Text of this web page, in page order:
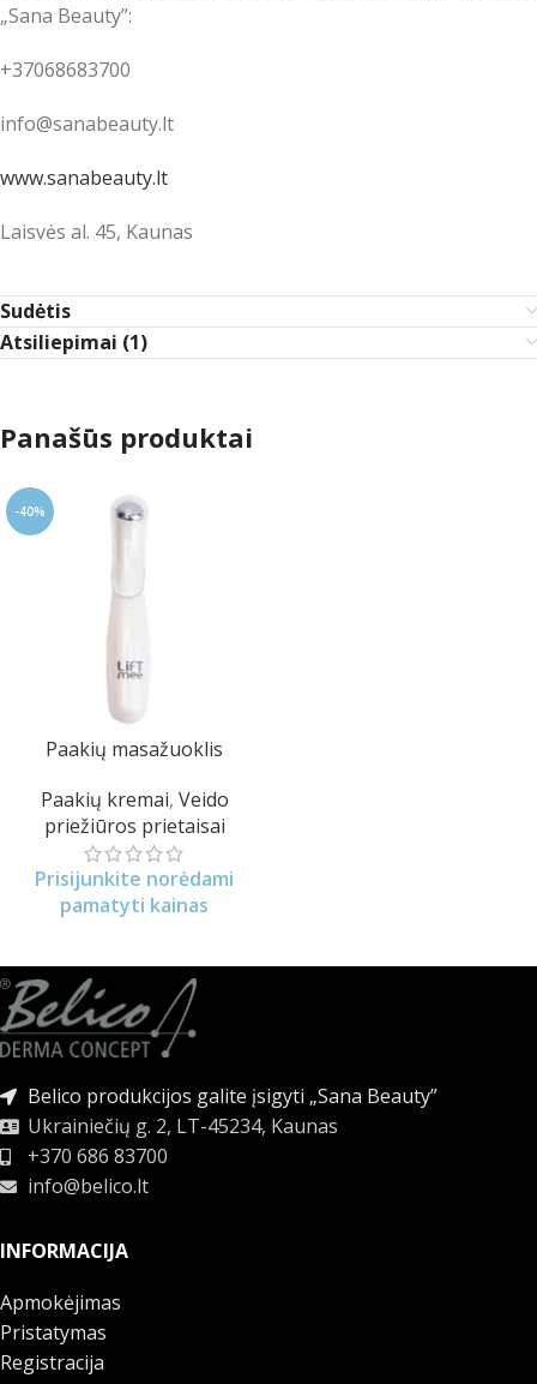
„Sana Beauty”:
+37068683700
info@sanabeauty.lt
www.sanabeauty.lt
Laisvės al. 45, Kaunas
Sudėtis
Atsiliepimai (1)
Panašūs produktai
-40%
Paakių masažuoklis
Paakių kremai, Veido
priežiūros prietaisai
Prisijunkite norėdami
pamatyti kainas
Belico produkcijos galite įsigyti „Sana Beauty”
Ukrainiečių g. 2, LT-45234, Kaunas
+370 686 83700
info@belico.lt
INFORMACIJA
Apmokėjimas
Pristatymas
Registracija